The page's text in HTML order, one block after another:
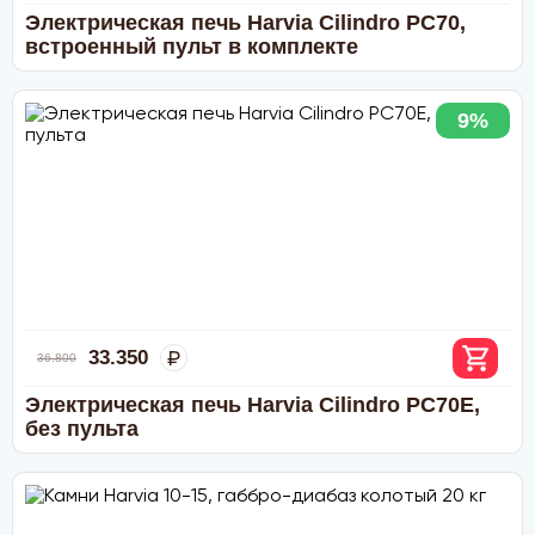
Доставка по РОССИИ.
Доставка производится транспортной компанией до
пункту выдачи. Стоимость доставки оплачивается вами
при получении заказа по тарифам транспортной
- крупногабаритного - 1200 рублей
Наличный расчёт
самовывозе (Москва и область).
Безналичный расчёт:
Дебетовой или кредитной пластиковой картойпри
Электрическая печь Harvia Cilindro PC70,
встроенный пульт в комплекте
9%
36.800 33.350
Электрическая печь Harvia Cilindro PC70E,
без пульта